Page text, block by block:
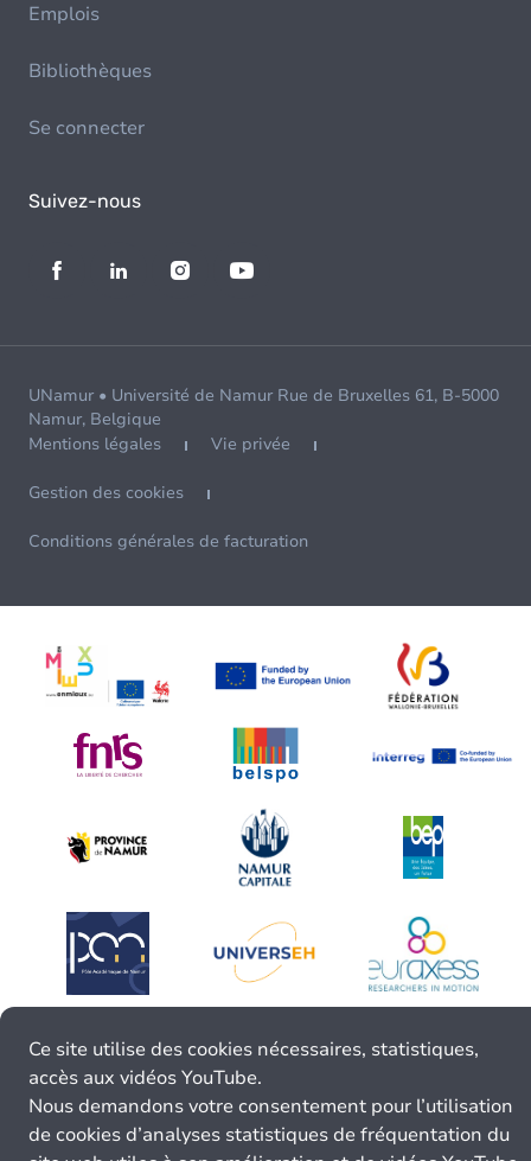
Emplois
Bibliothèques
Se connecter
Suivez-nous
UNamur • Université de Namur Rue de Bruxelles 61, B-5000
Namur, Belgique
Mentions légales
Vie privée
Gestion des cookies
Conditions générales de facturation
Ce site utilise des cookies nécessaires, statistiques,
accès aux vidéos YouTube.
Nous demandons votre consentement pour l’utilisation
de cookies d’analyses statistiques de fréquentation du